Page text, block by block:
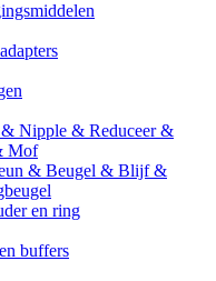
Nipple & Reduceer &
Mof
& Beugel & Blijf &
en ring
buffers